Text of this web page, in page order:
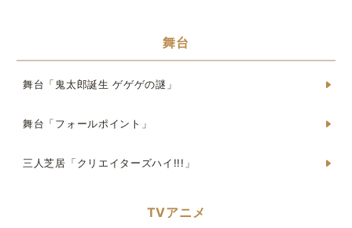
舞台
舞台「鬼太郎誕生 ゲゲゲの謎」
舞台「フォールポイント」
三人芝居「クリエイターズハイ!!!」
TVアニメ